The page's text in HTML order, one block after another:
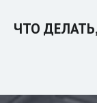
ЧТО